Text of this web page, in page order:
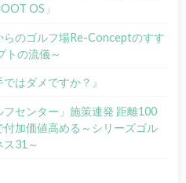
OS」
らのゴルフ場Re-Conceptのすす
トの流儀～
ではダメですか？』
フセンター」施策連発 距離100
付加価値高める～シリーズゴル
ス31～